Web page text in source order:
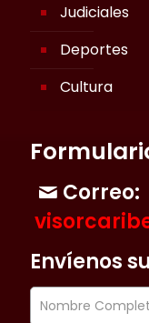
Judiciales
Deportes
Cultura
Correo:
Envíenos